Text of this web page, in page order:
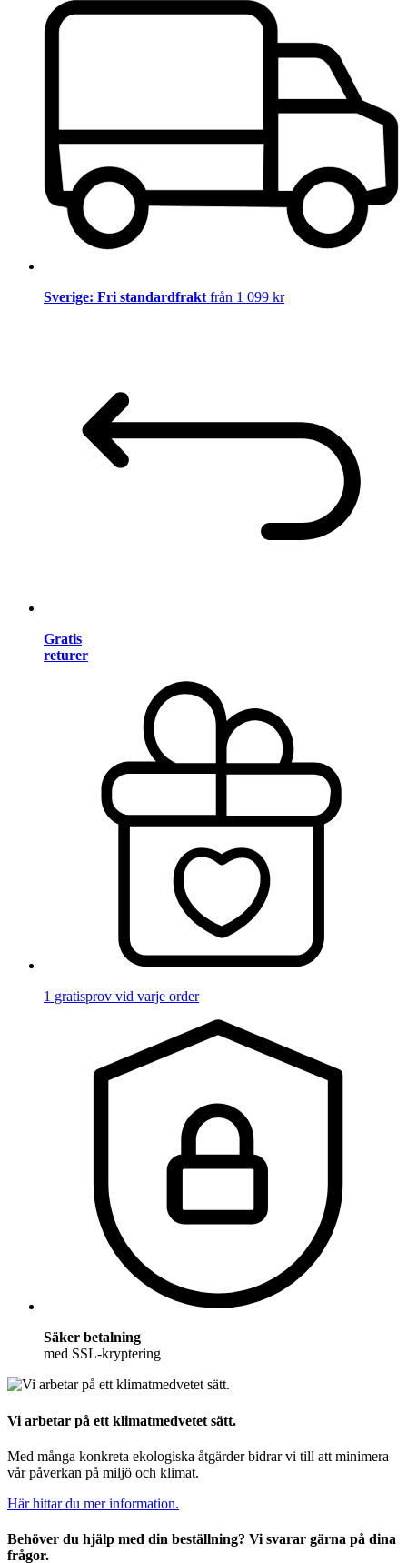
Sverige: Fri standardfrakt från 1 099 kr
Gratis
returer
1 gratisprov vid varje order
Säker betalning
med SSL-kryptering
Vi arbetar på ett klimatmedvetet sätt.
Med många konkreta ekologiska åtgärder bidrar vi till att minimera
vår påverkan på miljö och klimat.
Här hittar du mer information.
Behöver du hjälp med din beställning? Vi svarar gärna på dina
frågor.